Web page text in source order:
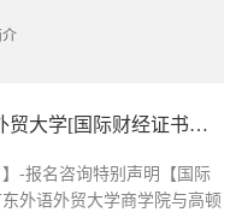
介
重磅︱2025广东外语外贸大学[国际财经证书培训项目]招生简章
】-报名咨询特别声明【国际
外语外贸大学商学院与高顿